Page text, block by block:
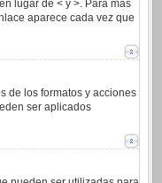
lugar de < y >. Para más
aparece cada vez que
de los formatos y acciones
ser aplicados